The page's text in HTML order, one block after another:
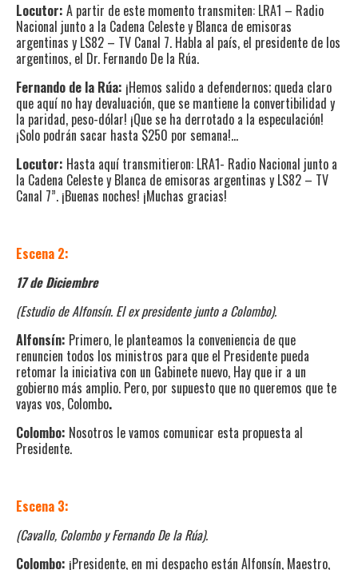
Locutor: A partir de este momento transmiten: LRA1 – Radio
Nacional junto a la Cadena Celeste y Blanca de emisoras
argentinas y LS82 – TV Canal 7. Habla al país, el presidente de los
argentinos, el Dr. Fernando De la Rúa.
Fernando de la Rúa: ¡Hemos salido a defendernos; queda claro
que aquí no hay devaluación, que se mantiene la convertibilidad y
la paridad, peso-dólar! ¡Que se ha derrotado a la especulación!
¡Solo podrán sacar hasta $250 por semana!…
Locutor: Hasta aquí transmitieron: LRA1- Radio Nacional junto a
la Cadena Celeste y Blanca de emisoras argentinas y LS82 – TV
Canal 7”. ¡Buenas noches! ¡Muchas gracias!
Escena 2:
17 de Diciembre
(Estudio de Alfonsín. El ex presidente junto a Colombo).
Alfonsín: Primero, le planteamos la conveniencia de que
renuncien todos los ministros para que el Presidente pueda
retomar la iniciativa con un Gabinete nuevo, Hay que ir a un
gobierno más amplio. Pero, por supuesto que no queremos que te
vayas vos, Colombo.
Colombo: Nosotros le vamos comunicar esta propuesta al
Presidente.
Escena 3:
(Cavallo, Colombo y Fernando De la Rúa).
Colombo: ¡Presidente, en mi despacho están Alfonsín, Maestro,